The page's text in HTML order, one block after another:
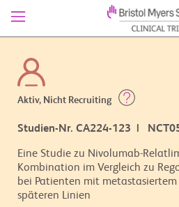
Aktiv, Nicht Recruiting
Studien-Nr. CA224-123 |
Eine Studie zu Nivolumab-
Kombination im Vergleich zu
bei Patienten mit